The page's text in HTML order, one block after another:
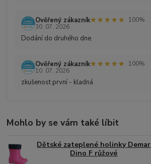
Ověřený zákazník★★★★★
★★★★★
100%
30. 07. 2026
Dodání do druhého dne.
Ověřený zákazník★★★★★
★★★★★
100%
10. 07. 2026
zkušenost první - kladná
Mohlo by se vám také líbit
Dětské zateplené holinky Demar
Dino F růžové